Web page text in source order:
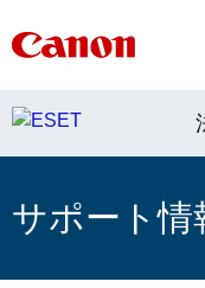
サポート